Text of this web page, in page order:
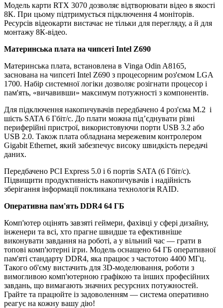
Модель карти RTX 3070 дозволяє відтворювати відео в якості
8К. При цьому підтримується підключення 4 моніторів.
Ресурсів відеокарти вистачає не тільки для перегляду, а й для
монтажу 8К-відео.
Материнська плата на чипсеті Intel Z690
Материнська плата, встановлена в Vinga Odin A8165,
заснована на чипсеті Intel Z690 з процесорним роз'ємом LGA
1700. Набір системної логіки дозволяє розігнати процесор і
пам'ять, «вичавивши» максимум потужності з компонентів.
Для підключення накопичувачів передбачено 4 роз'єма M.2 і
шість SATA 6 Гбіт/с. До плати можна під’єднувати різні
периферійні пристрої, використовуючи порти USB 3.2 або
USB 2.0. Також плата обладнана мережевим контролером
Gigabit Ethernet, який забезпечує високу швидкість передачі
даних.
Передбачено PCI Express 5.0 і 6 портів SATA (6 Гбіт/с).
Підвищити продуктивність накопичувачів і надійність
зберігання інформації покликана технологія RAID.
Оперативна пам'ять DDR4 64 ГБ
Комп'ютер оцінять завзяті геймери, фахівці у сфері дизайну,
інженери та всі, хто прагне швидше та ефективніше
виконувати завдання на роботі, а у вільний час — грати в
топові комп'ютерні ігри. Модель оснащено 64 ГБ оперативної
пам'яті стандарту DDR4, яка працює з частотою 4400 МГц.
Такого об'єму вистачить для 3D-моделювання, роботи з
вимогливою комп'ютерною графікою та інших професійних
завдань, що вимагають значних ресурсних потужностей.
Грайте та працюйте із задоволенням — система оперативно
реагує на кожну вашу дію!